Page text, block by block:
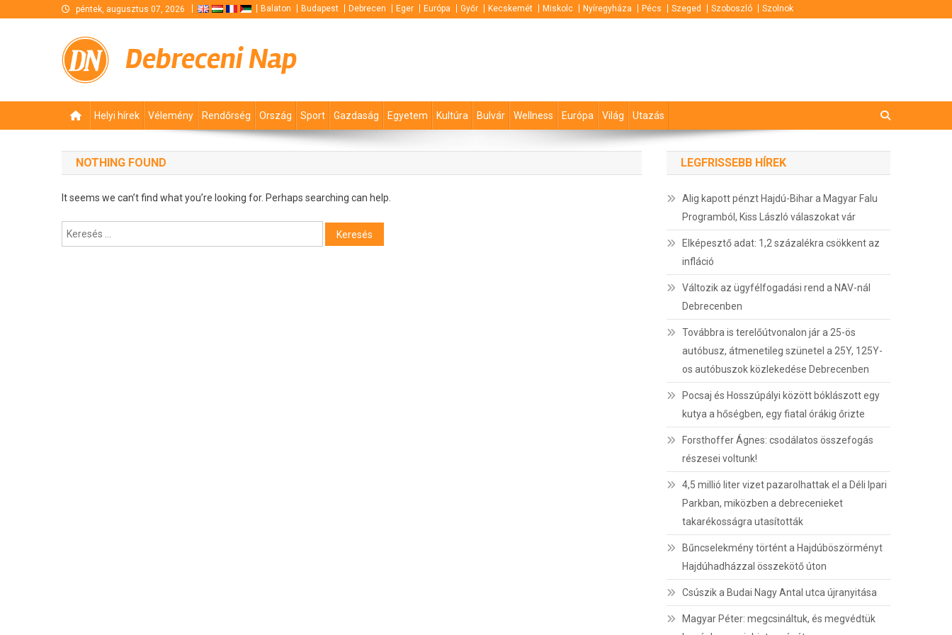
péntek, augusztus 07, 2026 Balaton Budapest Debrecen Eger Európa Győr Kecskemét Miskolc Nyíregyháza Pécs Szeged Szoboszló Szolnok
Debreceni Nap
Helyi hírek Vélemény Rendőrség Ország Sport Gazdaság Egyetem Kultúra Bulvár Wellness Európa Világ Utazás
NOTHING FOUND
It seems we can’t find what you’re looking for. Perhaps searching can help.
Keresés:
LEGFRISSEBB HÍREK
Alig kapott pénzt Hajdú-Bihar a Magyar Falu
Programból, Kiss László válaszokat vár
Elképesztő adat: 1,2 százalékra csökkent az
infláció
Változik az ügyfélfogadási rend a NAV-nál
Debrecenben
Továbbra is terelőútvonalon jár a 25-ös
autóbusz, átmenetileg szünetel a 25Y, 125Y-
os autóbuszok közlekedése Debrecenben
Pocsaj és Hosszúpályi között bóklászott egy
kutya a hőségben, egy fiatal órákig őrizte
Forsthoffer Ágnes: csodálatos összefogás
részesei voltunk!
4,5 millió liter vizet pazarolhattak el a Déli Ipari
Parkban, miközben a debrecenieket
takarékosságra utasították
Bűncselekmény történt a Hajdúböszörményt
Hajdúhadházzal összekötő úton
Csúszik a Budai Nagy Antal utca újranyitása
Magyar Péter: megcsináltuk, és megvédtük